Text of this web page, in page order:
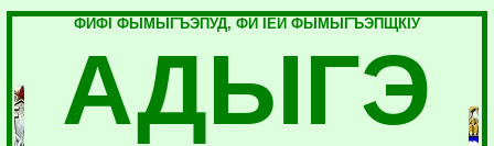
ФИФI ФЫМЫГЪЭПУД, ФИ IЕЙ ФЫМЫГЪЭПЩКIУ
АДЫГЭ